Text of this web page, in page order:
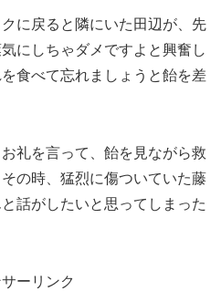
に戻ると隣にいた田辺が、先
にしちゃダメですよと興奮し
食べて忘れましょうと飴を差
礼を言って、飴を見ながら救
の時、猛烈に傷ついていた藤
話がしたいと思ってしまった
ーリンク